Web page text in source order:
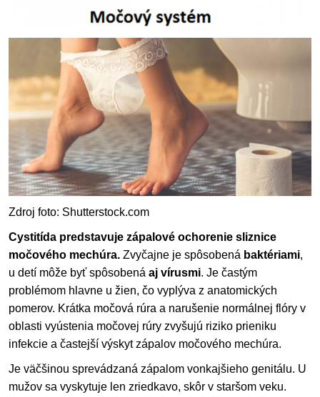
Zdroj foto: Shutterstock.com
Cystitída predstavuje zápalové ochorenie sliznice
močového mechúra. Zvyčajne je spôsobená baktériami,
u detí môže byť spôsobená aj vírusmi. Je častým
problémom hlavne u žien, čo vyplýva z anatomických
pomerov. Krátka močová rúra a narušenie normálnej flóry v
oblasti vyústenia močovej rúry zvyšujú riziko prieniku
infekcie a častejší výskyt zápalov močového mechúra.
Je väčšinou sprevádzaná zápalom vonkajšieho genitálu. U
mužov sa vyskytuje len zriedkavo, skôr v staršom veku.